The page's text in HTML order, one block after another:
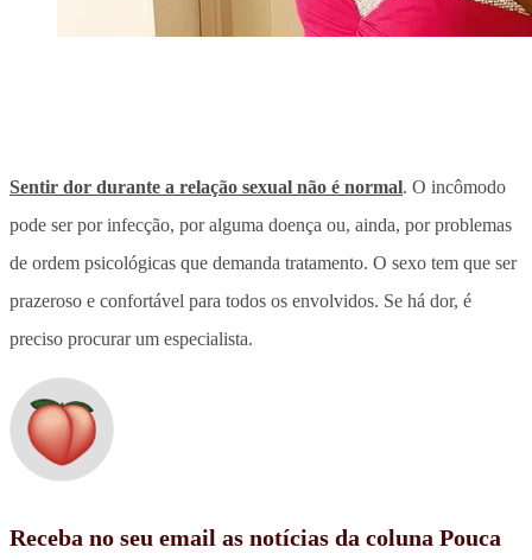
Sentir dor durante a relação sexual não é normal. O incômodo
pode ser por infecção, por alguma doença ou, ainda, por problemas
de ordem psicológicas que demanda tratamento. O sexo tem que ser
prazeroso e confortável para todos os envolvidos. Se há dor, é
preciso procurar um especialista.
Receba no seu email as notícias da coluna Pouca